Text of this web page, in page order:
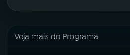
Veja mais do Programa